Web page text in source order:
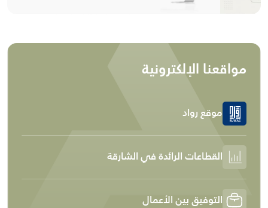
مواقعنا الإلكترونية
موقع رواد
القطاعات الرائدة في الشارقة
التوفيق بين الأعمال